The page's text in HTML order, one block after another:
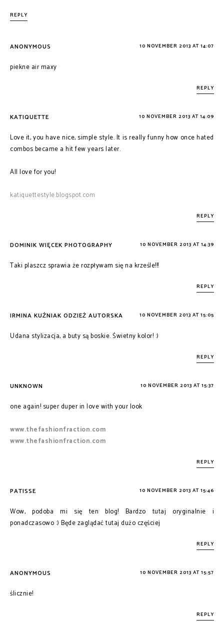
REPLY
ANONYMOUS 10 NOVEMBER 2013 AT 14:07
piekne air maxy
REPLY
KATIQUETTE 10 NOVEMBER 2013 AT 14:09
Love it, you have nice, simple style. It is really funny how once hated
combos became a hit few years later.
All love for you!
katiquettestyle.blogspot.com
REPLY
DOMINIK WIĘCEK PHOTOGRAPHY 10 NOVEMBER 2013 AT 14:39
Taki plaszcz sprawia że rozpływam się na krześle!!!
REPLY
IRMINA KUŹNIAK ODZIEŻ AUTORSKA 10 NOVEMBER 2013 AT 15:05
Udana stylizacja, a buty są boskie. Świetny kolor! :)
REPLY
UNKNOWN 10 NOVEMBER 2013 AT 15:37
one again! super duper in love with your look
www.thefashionfraction.com
www.thefashionfraction.com
REPLY
PATISSE 10 NOVEMBER 2013 AT 15:46
Wow, podoba mi się ten blog! Bardzo tutaj oryginalnie i
ponadczasowo :) Będe zaglądać tutaj dużo częściej
REPLY
ANONYMOUS 10 NOVEMBER 2013 AT 15:57
ślicznie!
REPLY